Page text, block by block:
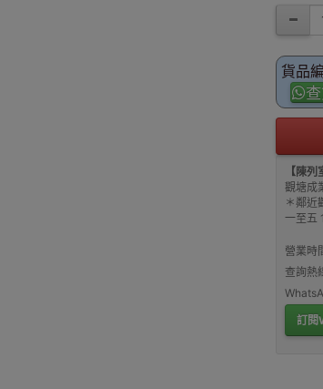
貨品
【陳列
觀塘成
＊鄰近
一至五
營業時
查詢熱
訂閱